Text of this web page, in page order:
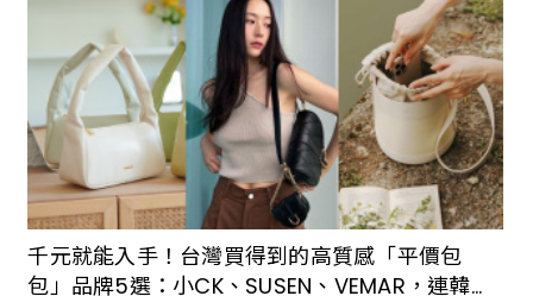
千元就能入手！台灣買得到的高質感「平價包
包」品牌5選：小CK、SUSEN、VEMAR，連韓星